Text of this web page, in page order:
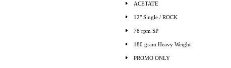
ACETATE
12" Single / ROCK
78 rpm SP
180 gram Heavy Weight
PROMO ONLY